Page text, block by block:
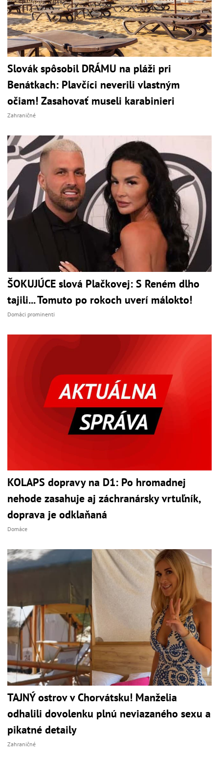
Slovák spôsobil DRÁMU na pláži pri
Benátkach: Plavčíci neverili vlastným
očiam! Zasahovať museli karabinieri
Zahraničné
ŠOKUJÚCE slová Plačkovej: S Reném dlho
tajili... Tomuto po rokoch uverí málokto!
Domáci prominenti
KOLAPS dopravy na D1: Po hromadnej
nehode zasahuje aj záchranársky vrtuľník,
doprava je odklaňaná
Domáce
TAJNÝ ostrov v Chorvátsku! Manželia
odhalili dovolenku plnú neviazaného sexu a
pikatné detaily
Zahraničné